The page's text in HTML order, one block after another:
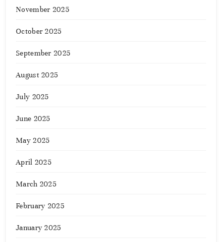
November 2025
October 2025
September 2025
August 2025
July 2025
June 2025
May 2025
April 2025
March 2025
February 2025
January 2025